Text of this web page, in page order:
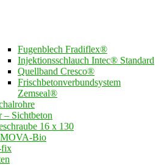
Fugenblech Fradiflex®
Injektionsschlauch Intec® Standard
Quellband Cresco®
Frischbetonverbundsystem
Zemseal®
– Sichtbeton
16 x 130
MOVA-Bio